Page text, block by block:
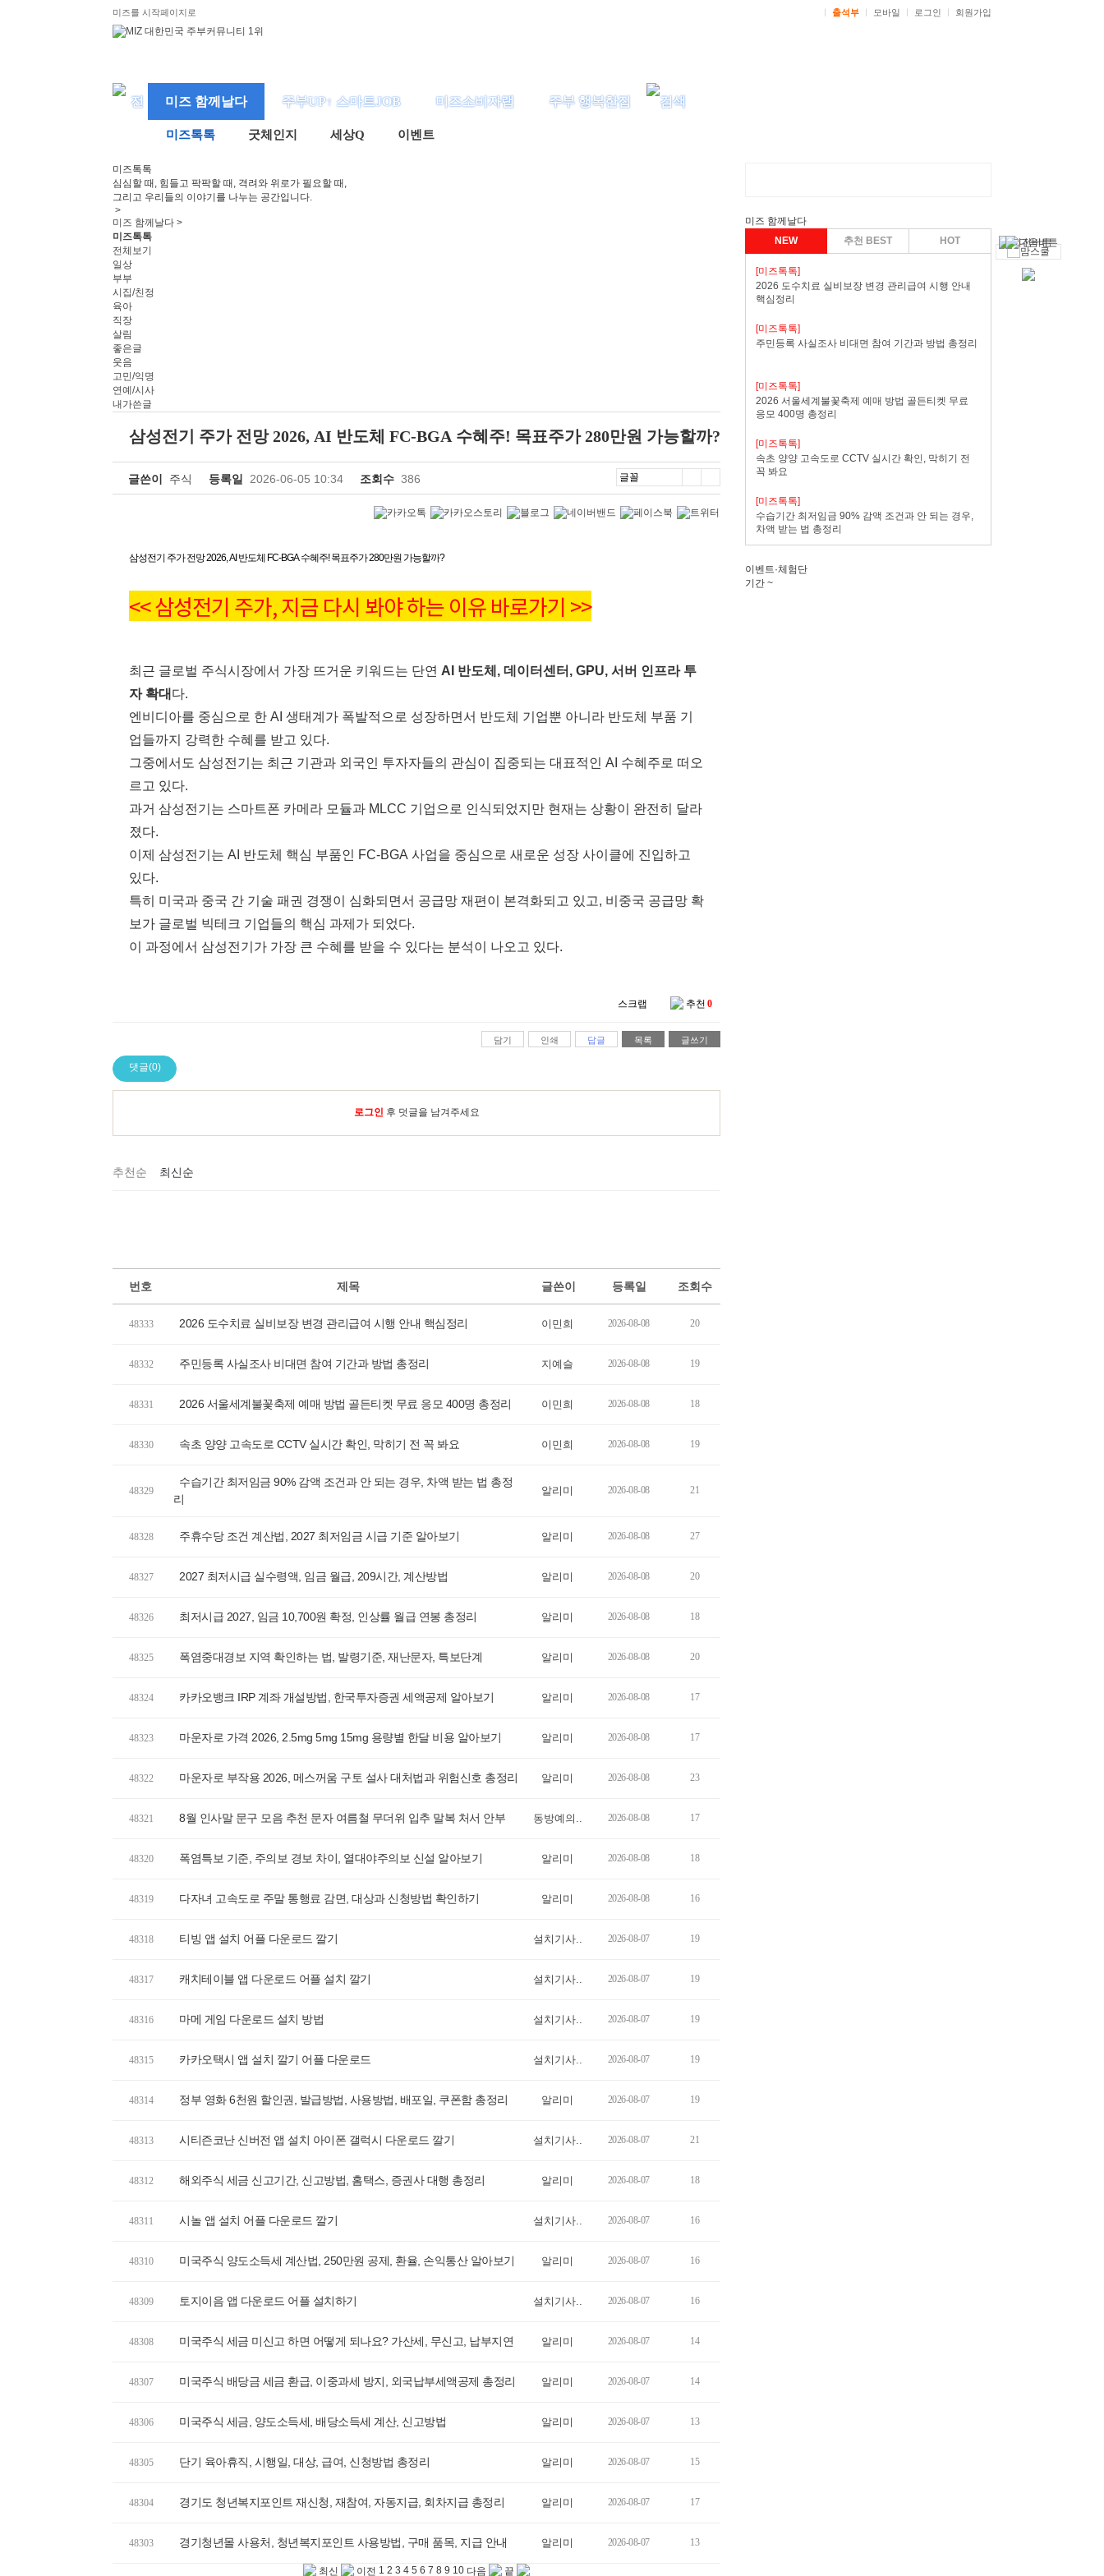
미즈를 시작페이지로 출석부 모바일 로그인 회원가입
미즈 함께날다 주부UP↑ 스마트JOB 미즈소비자랩 주부 행복한집
미즈톡톡 굿체인지 세상Q 이벤트
미즈톡톡
심심할 때, 힘들고 팍팍할 때, 격려와 위로가 필요할 때,
그리고 우리들의 이야기를 나누는 공간입니다.
>
미즈 함께날다 >
미즈톡톡
전체보기
일상
부부
시집/친정
육아
직장
살림
좋은글
웃음
고민/익명
연예/시사
내가쓴글
삼성전기 주가 전망 2026, AI 반도체 FC-BGA 수혜주! 목표주가 280만원 가능할까?
글쓴이 주식 등록일 2026-06-05 10:34 조회수 386
삼성전기 주가 전망 2026, AI 반도체 FC-BGA 수혜주! 목표주가 280만원 가능할까?
<< 삼성전기 주가, 지금 다시 봐야 하는 이유 바로가기 >>
최근 글로벌 주식시장에서 가장 뜨거운 키워드는 단연 AI 반도체, 데이터센터, GPU, 서버 인프라 투
자 확대 다.
엔비디아를 중심으로 한 AI 생태계가 폭발적으로 성장하면서 반도체 기업뿐 아니라 반도체 부품 기
업들까지 강력한 수혜를 받고 있다.
그중에서도 삼성전기는 최근 기관과 외국인 투자자들의 관심이 집중되는 대표적인 AI 수혜주로 떠오
르고 있다.
과거 삼성전기는 스마트폰 카메라 모듈과 MLCC 기업으로 인식되었지만 현재는 상황이 완전히 달라
졌다.
이제 삼성전기는 AI 반도체 핵심 부품인 FC-BGA 사업을 중심으로 새로운 성장 사이클에 진입하고
있다.
특히 미국과 중국 간 기술 패권 경쟁이 심화되면서 공급망 재편이 본격화되고 있고, 비중국 공급망 확
보가 글로벌 빅테크 기업들의 핵심 과제가 되었다.
이 과정에서 삼성전기가 가장 큰 수혜를 받을 수 있다는 분석이 나오고 있다.
스크랩 추천 0
담기 인쇄 답글 목록 글쓰기
댓글(0)
로그인 후 덧글을 남겨주세요
추천순 최신순
번호 제목 글쓴이 등록일 조회수
48333 2026 도수치료 실비보장 변경 관리급여 시행 안내 핵심정리 이민희 2026-08-08 20
48332 주민등록 사실조사 비대면 참여 기간과 방법 총정리 지예슬 2026-08-08 19
48331 2026 서울세계불꽃축제 예매 방법 골든티켓 무료 응모 400명 총정리 이민희 2026-08-08 18
48330 속초 양양 고속도로 CCTV 실시간 확인, 막히기 전 꼭 봐요 이민희 2026-08-08 19
48329
수습기간 최저임금 90% 감액 조건과 안 되는 경우, 차액 받는 법 총정
리
알리미 2026-08-08 21
48328 주휴수당 조건 계산법, 2027 최저임금 시급 기준 알아보기 알리미 2026-08-08 27
48327 2027 최저시급 실수령액, 임금 월급, 209시간, 계산방법 알리미 2026-08-08 20
48326 최저시급 2027, 임금 10,700원 확정, 인상률 월급 연봉 총정리 알리미 2026-08-08 18
48325 폭염중대경보 지역 확인하는 법, 발령기준, 재난문자, 특보단계 알리미 2026-08-08 20
48324 카카오뱅크 IRP 계좌 개설방법, 한국투자증권 세액공제 알아보기 알리미 2026-08-08 17
48323 마운자로 가격 2026, 2.5mg 5mg 15mg 용량별 한달 비용 알아보기 알리미 2026-08-08 17
48322 마운자로 부작용 2026, 메스꺼움 구토 설사 대처법과 위험신호 총정리 알리미 2026-08-08 23
48321 8월 인사말 문구 모음 추천 문자 여름철 무더위 입추 말복 처서 안부 동방예의.. 2026-08-08 17
48320 폭염특보 기준, 주의보 경보 차이, 열대야주의보 신설 알아보기 알리미 2026-08-08 18
48319 다자녀 고속도로 주말 통행료 감면, 대상과 신청방법 확인하기 알리미 2026-08-08 16
48318 티빙 앱 설치 어플 다운로드 깔기 설치기사.. 2026-08-07 19
48317 캐치테이블 앱 다운로드 어플 설치 깔기 설치기사.. 2026-08-07 19
48316 마메 게임 다운로드 설치 방법 설치기사.. 2026-08-07 19
48315 카카오택시 앱 설치 깔기 어플 다운로드 설치기사.. 2026-08-07 19
48314 정부 영화 6천원 할인권, 발급방법, 사용방법, 배포일, 쿠폰함 총정리 알리미 2026-08-07 19
48313 시티즌코난 신버전 앱 설치 아이폰 갤럭시 다운로드 깔기 설치기사.. 2026-08-07 21
48312 해외주식 세금 신고기간, 신고방법, 홈택스, 증권사 대행 총정리 알리미 2026-08-07 18
48311 시놀 앱 설치 어플 다운로드 깔기 설치기사.. 2026-08-07 16
48310 미국주식 양도소득세 계산법, 250만원 공제, 환율, 손익통산 알아보기 알리미 2026-08-07 16
48309 토지이음 앱 다운로드 어플 설치하기 설치기사.. 2026-08-07 16
48308 미국주식 세금 미신고 하면 어떻게 되나요? 가산세, 무신고, 납부지연 알리미 2026-08-07 14
48307 미국주식 배당금 세금 환급, 이중과세 방지, 외국납부세액공제 총정리 알리미 2026-08-07 14
48306 미국주식 세금, 양도소득세, 배당소득세 계산, 신고방법 알리미 2026-08-07 13
48305 단기 육아휴직, 시행일, 대상, 급여, 신청방법 총정리 알리미 2026-08-07 15
48304 경기도 청년복지포인트 재신청, 재참여, 자동지급, 회차지급 총정리 알리미 2026-08-07 17
48303 경기청년몰 사용처, 청년복지포인트 사용방법, 구매 품목, 지급 안내 알리미 2026-08-07 13
최신 이전 1 2 3 4 5 6 7 8 9 10 다음 끝
미즈 함께날다
NEW
추천 BEST HOT
[미즈톡톡]
2026 도수치료 실비보장 변경 관리급여 시행 안내
핵심정리
[미즈톡톡]
주민등록 사실조사 비대면 참여 기간과 방법 총정리
[미즈톡톡]
2026 서울세계불꽃축제 예매 방법 골든티켓 무료
응모 400명 총정리
[미즈톡톡]
속초 양양 고속도로 CCTV 실시간 확인, 막히기 전
꼭 봐요
[미즈톡톡]
수습기간 최저임금 90% 감액 조건과 안 되는 경우,
차액 받는 법 총정리
이벤트·체험단
기간 ~